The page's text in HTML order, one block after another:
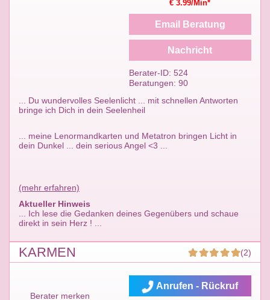
... Du wundervolles Seelenlicht ... mit schnellen Antworten
bringe ich Dich in dein Seelenheil
... meine Lenormandkarten und Metatron bringen Licht in
dein Dunkel ... dein serious Angel <3 ...
(mehr erfahren)
Aktueller Hinweis
... Ich lese die Gedanken deines Gegenübers und schaue
direkt in sein Herz ! ...
€ 3.99/Min*
Email Beratung
Nachricht
Berater-ID: 524
Beratungen: 90
KARMEN (2)
Berater merken
Anrufen - Rückruf